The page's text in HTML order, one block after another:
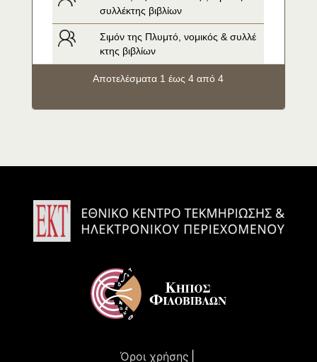
συλλέκτης βιβλίων
Σιμόν της Πλυμτό, νομικός & συλλέ
κτης βιβλίων
Αποτελέσματα 1 έως 4 από 4